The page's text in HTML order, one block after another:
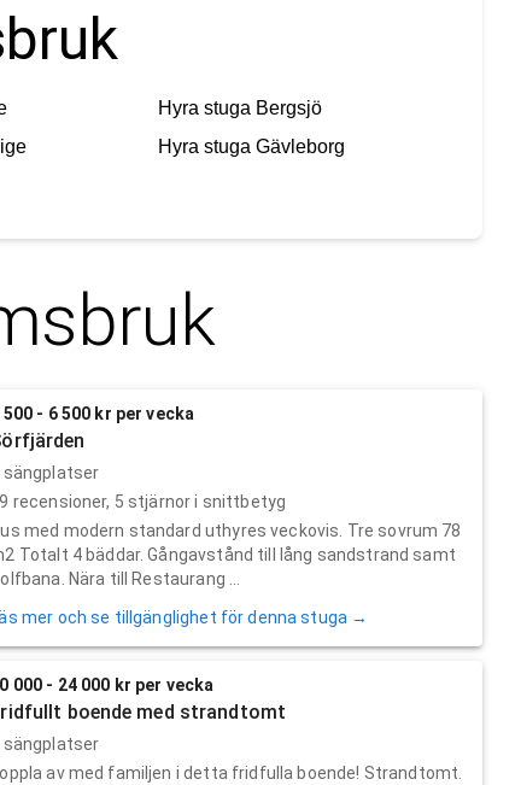
Hyra stuga Bergsjö
Hyra stuga Gävleborg
500 - 6 500 kr per vecka
sängplatser
recensioner, 5 stjärnor i snittbetyg
med modern standard uthyres veckovis. Tre sovrum 78
Totalt 4 bäddar. Gångavstånd till lång sandstrand samt
Nära till Restaurang ...
mer och se tillgänglighet för denna stuga →
000 - 24 000 kr per vecka
boende med strandtomt
sängplatser
av med familjen i detta fridfulla boende! Strandtomt.